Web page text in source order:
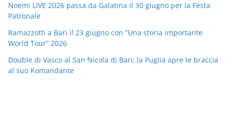
Noemi LIVE 2026 passa da Galatina il 30 giugno per la Festa
Patronale
Ramazzotti a Bari il 23 giugno con “Una storia importante
World Tour” 2026
Double di Vasco al San Nicola di Bari: la Puglia apre le braccia
al suo Komandante